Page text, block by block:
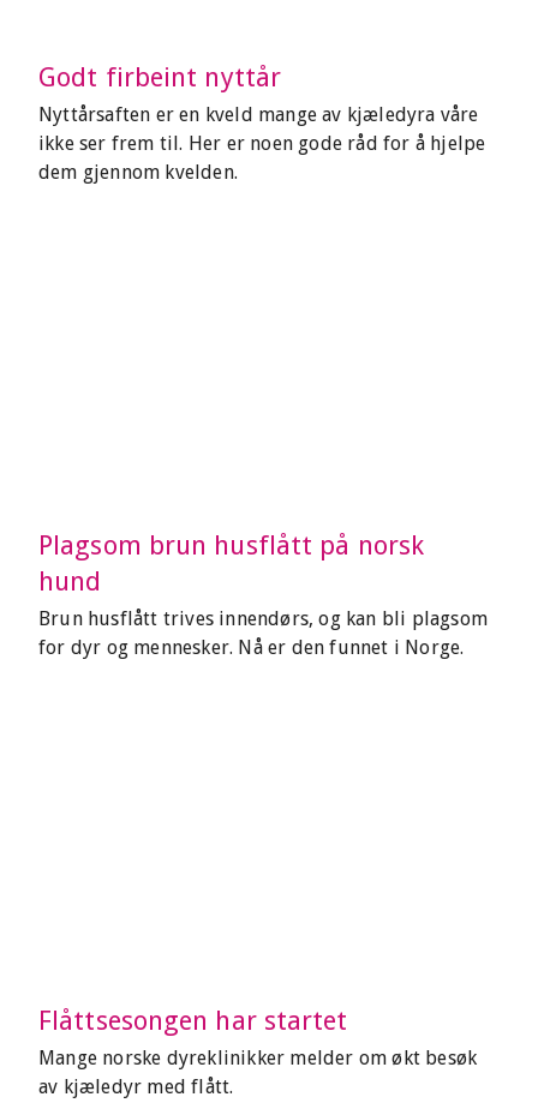
Godt firbeint nyttår
Nyttårsaften er en kveld mange av kjæledyra våre
ikke ser frem til. Her er noen gode råd for å hjelpe
dem gjennom kvelden.
Plagsom brun husflått på norsk
hund
Brun husflått trives innendørs, og kan bli plagsom
for dyr og mennesker. Nå er den funnet i Norge.
Flåttsesongen har startet
Mange norske dyreklinikker melder om økt besøk
av kjæledyr med flått.